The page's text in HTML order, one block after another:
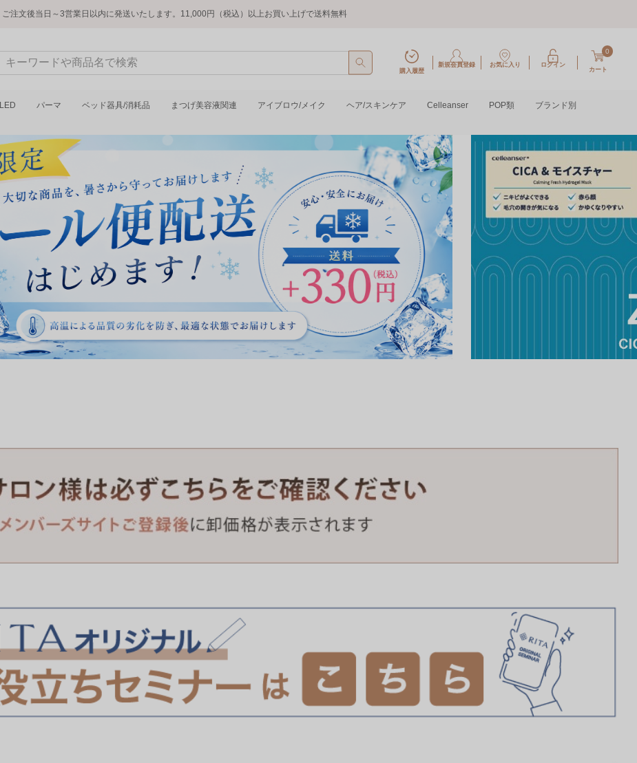
ご注文後当日～3営業日以内に発送いたします。11,000円（税込）以上お買い上げで送料無料
購入履歴
新規会員登録 お気に入り ログイン
0
カート
LED パーマ ベッド器具/消耗品 まつげ美容液関連 アイブロウ/メイク ヘア/スキンケア Celleanser POP類 ブランド別